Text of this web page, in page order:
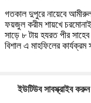
গতকাল দুপুরে নায়েবে
ফয়জুল করীম শায়খে
সাড়ে ৮ টায় হযরত পীর
বিশাল এ মাহফিলের
ইউটিউব সাবস্ক্রাইব করুন